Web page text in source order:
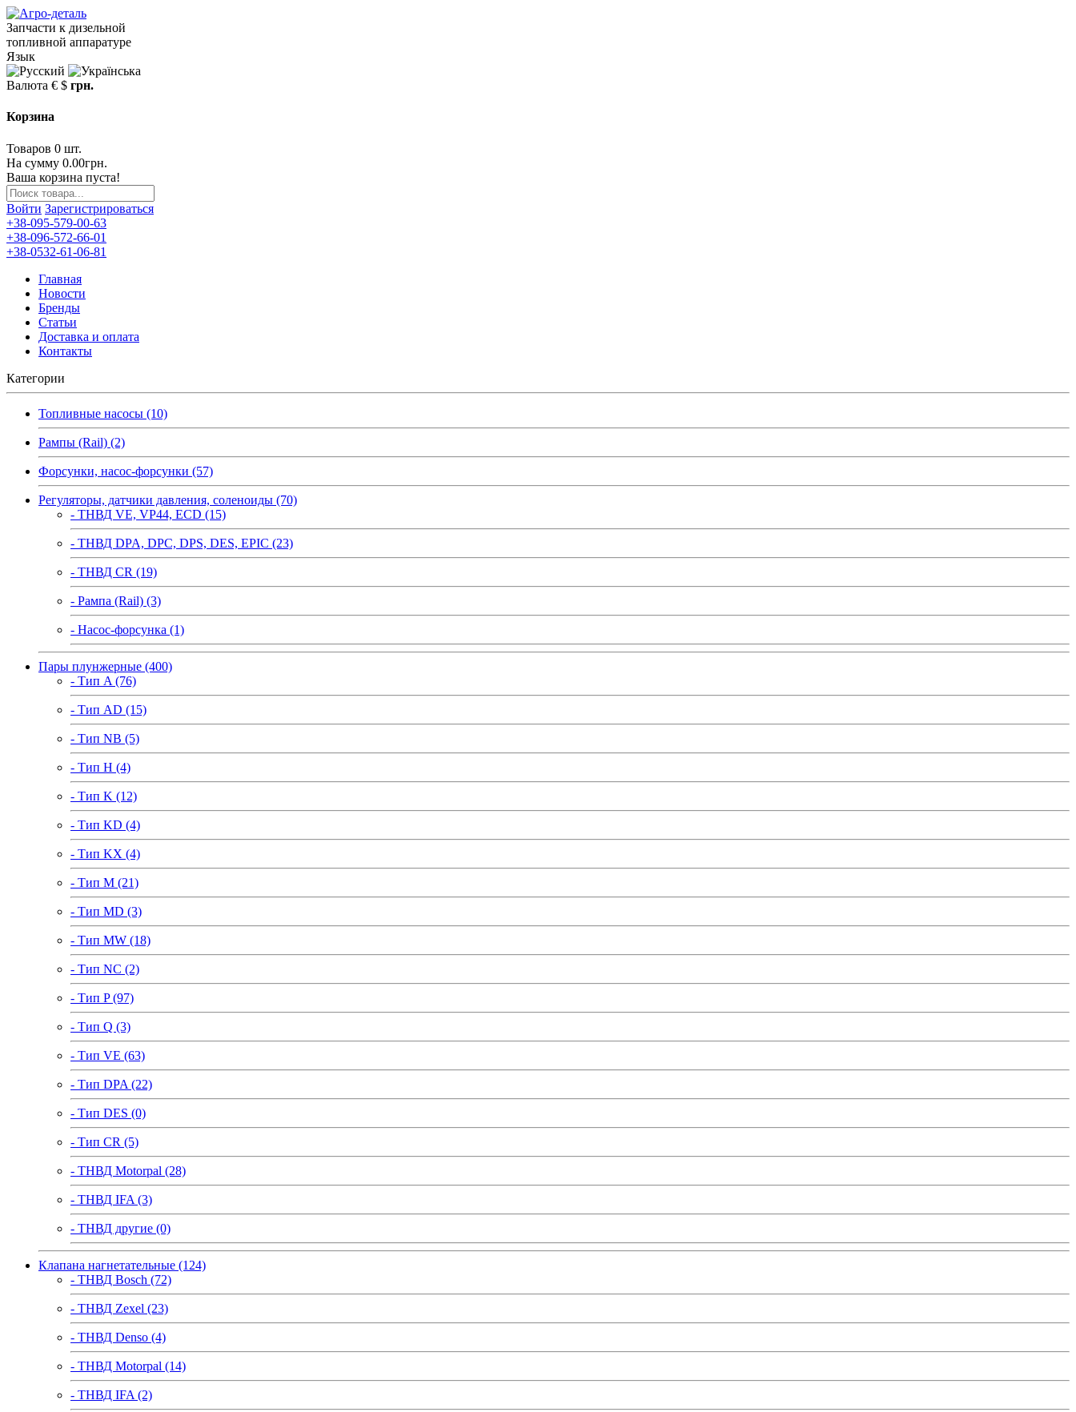
Запчасти к дизельной
топливной аппаратуре
Язык
Валюта € $ грн.
Корзина
Товаров 0 шт.
На сумму 0.00грн.
Ваша корзина пуста!
Войти Зарегистрироваться
+38-095-579-00-63
+38-096-572-66-01
+38-0532-61-06-81
Главная
Новости
Бренды
Статьи
Доставка и оплата
Контакты
Категории
Топливные насосы (10)
Рампы (Rail) (2)
Форсунки, насос-форсунки (57)
Регуляторы, датчики давления, соленоиды (70)
- ТНВД VE, VP44, ECD (15)
- ТНВД DPA, DPC, DPS, DES, EPIC (23)
- ТНВД CR (19)
- Рампа (Rail) (3)
- Насос-форсунка (1)
Пары плунжерные (400)
- Тип A (76)
- Тип AD (15)
- Тип NB (5)
- Тип H (4)
- Тип K (12)
- Тип KD (4)
- Тип KX (4)
- Тип M (21)
- Тип MD (3)
- Тип MW (18)
- Тип NC (2)
- Тип P (97)
- Тип Q (3)
- Тип VE (63)
- Тип DPA (22)
- Тип DES (0)
- Тип CR (5)
- ТНВД Motorpal (28)
- ТНВД IFA (3)
- ТНВД другие (0)
Клапана нагнетательные (124)
- ТНВД Bosch (72)
- ТНВД Zexel (23)
- ТНВД Denso (4)
- ТНВД Motorpal (14)
- ТНВД IFA (2)